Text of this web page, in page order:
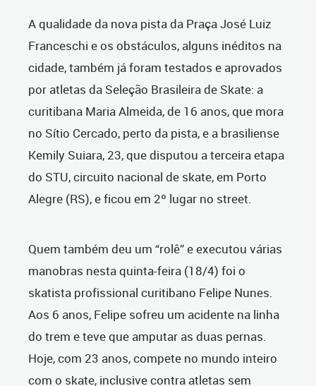
A qualidade da nova pista da Praça José Luiz
Franceschi e os obstáculos, alguns inéditos na
cidade, também já foram testados e aprovados
por atletas da Seleção Brasileira de Skate: a
curitibana Maria Almeida, de 16 anos, que mora
no Sítio Cercado, perto da pista, e a brasiliense
Kemily Suiara, 23, que disputou a terceira etapa
do STU, circuito nacional de skate, em Porto
Alegre (RS), e ficou em 2º lugar no street.
Quem também deu um “rolê” e executou várias
manobras nesta quinta-feira (18/4) foi o
skatista profissional curitibano Felipe Nunes.
Aos 6 anos, Felipe sofreu um acidente na linha
do trem e teve que amputar as duas pernas.
Hoje, com 23 anos, compete no mundo inteiro
com o skate, inclusive contra atletas sem